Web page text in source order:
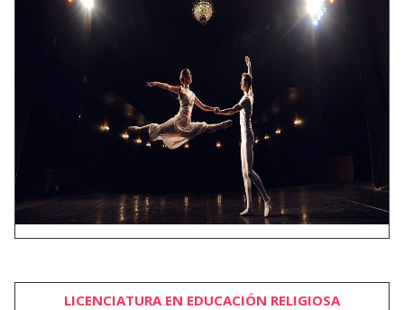
LICENCIATURA EN EDUCACIÓN RELIGIOSA